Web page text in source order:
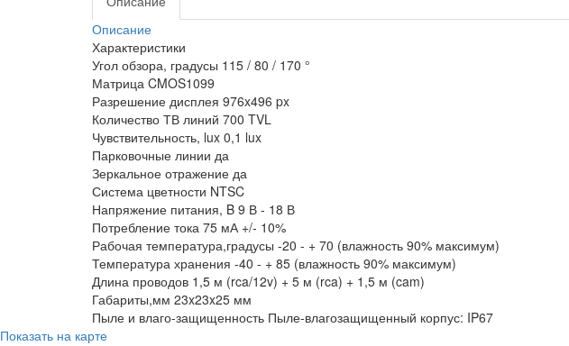
Описание
Характеристики
Угол обзора, градусы 115 / 80 / 170 °
Матрица CMOS1099
Разрешение дисплея 976x496 px
Количество ТВ линий 700 TVL
Чувствительность, lux 0,1 lux
Парковочные линии да
Зеркальное отражение да
Система цветности NTSC
Напряжение питания, B 9 В - 18 В
Потребление тока 75 мА +/- 10%
Рабочая температура,градусы -20 - + 70 (влажность 90% максимум)
Температура хранения -40 - + 85 (влажность 90% максимум)
Длина проводов 1,5 м (rca/12v) + 5 м (rca) + 1,5 м (cam)
Габариты,мм 23x23x25 мм
Пыле и влаго-защищенность Пыле-влагозащищенный корпус: IP67
Показать на карте